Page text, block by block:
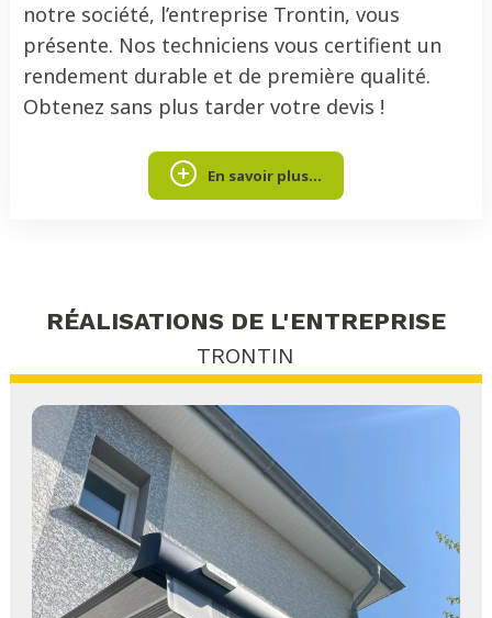
notre société, l’entreprise Trontin, vous
présente. Nos techniciens vous certifient un
rendement durable et de première qualité.
Obtenez sans plus tarder votre devis !
En savoir plus...
RÉALISATIONS DE L'ENTREPRISE
TRONTIN